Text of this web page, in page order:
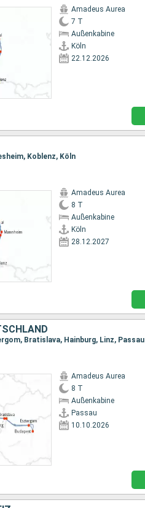
Amadeus Aurea
7 T
Außenkabine
Köln
22.12.2026
Koblenz, Köln
Amadeus Aurea
8 T
Außenkabine
Köln
28.12.2027
Bratislava, Hainburg, Linz, Passau
Amadeus Aurea
8 T
Außenkabine
Passau
10.10.2026